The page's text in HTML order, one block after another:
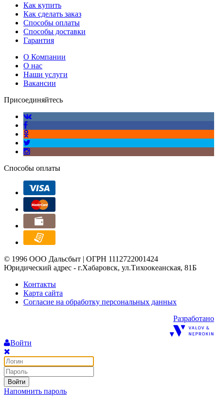
Как купить
Как сделать заказ
Способы оплаты
Способы доставки
Гарантия
О Компании
О нас
Наши услуги
Вакансии
Присоединяйтесь
Способы оплаты
© 1996 ООО Дальсбыт | ОГРН 1112722001424
Юридический адрес - г.Хабаровск, ул.Тихоокеанская, 81Б
Контакты
Карта сайта
Согласие на обработку персональных данных
Разработано
Войти
Войти
Напомнить пароль